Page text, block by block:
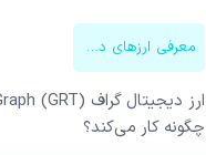
معرفی ارزهای دیجیتال
چگونه کار می‌کند؟